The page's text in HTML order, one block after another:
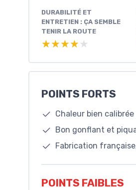
DURABILITÉ ET
ENTRETIEN : ÇA SEMBLE
TENIR LA ROUTE
★★★★★
★★★★★
POINTS FORTS
Chaleur bien
Bon gonflant et
Fabrication
POINTS FAIBLES